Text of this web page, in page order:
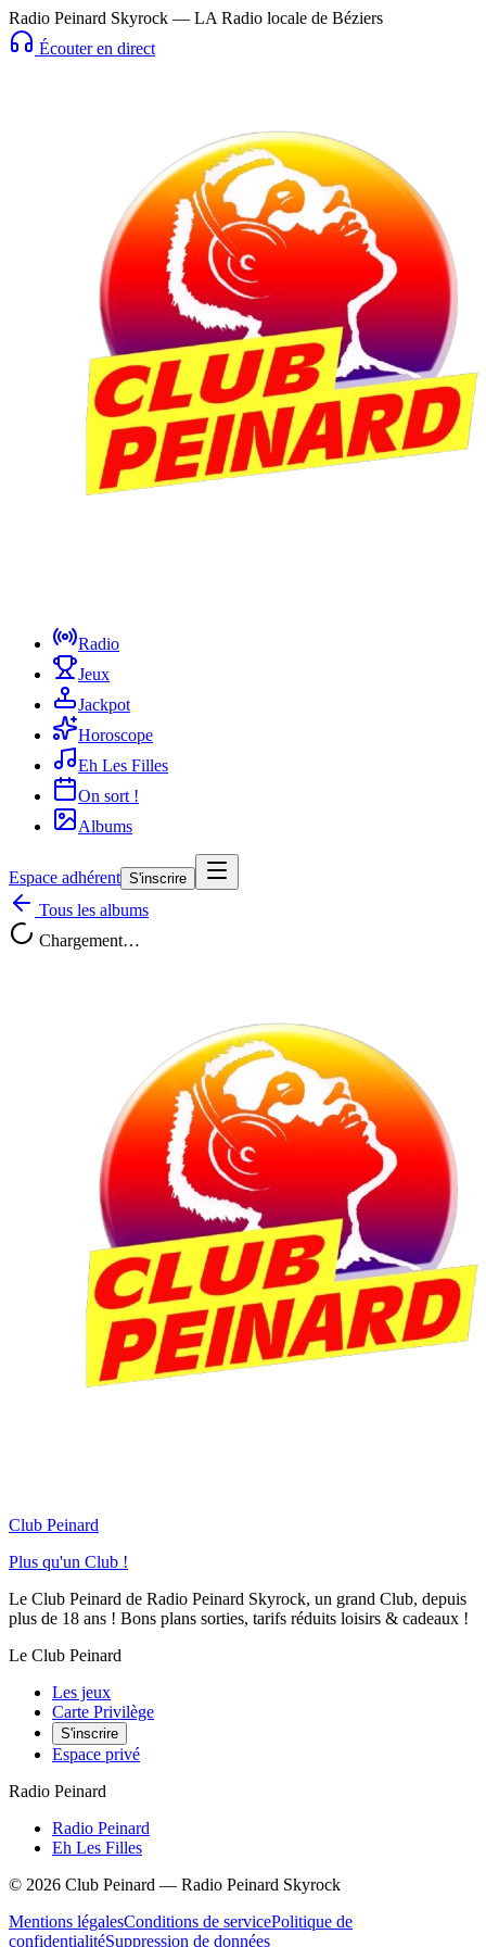
Radio Peinard Skyrock — LA Radio locale de Béziers
Écouter en direct
Radio
Jeux
Jackpot
Horoscope
Eh Les Filles
On sort !
Albums
Espace adhérent S'inscrire
Tous les albums
Chargement…
Club Peinard
Plus qu'un Club !
Le Club Peinard de Radio Peinard Skyrock, un grand Club, depuis
plus de 18 ans ! Bons plans sorties, tarifs réduits loisirs & cadeaux !
Le Club Peinard
Les jeux
Carte Privilège
S'inscrire
Espace privé
Radio Peinard
Radio Peinard
Eh Les Filles
© 2026 Club Peinard — Radio Peinard Skyrock
Mentions légalesConditions de servicePolitique de
confidentialitéSuppression de données